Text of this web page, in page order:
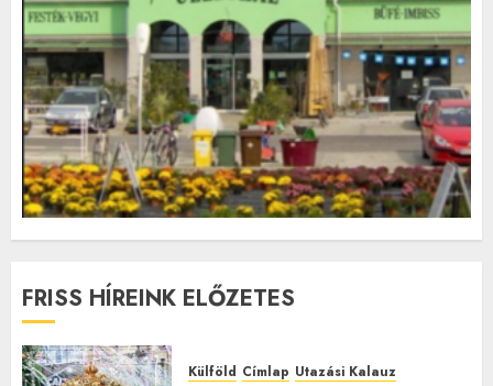
FRISS HÍREINK ELŐZETES
Külföld Címlap Utazási Kalauz